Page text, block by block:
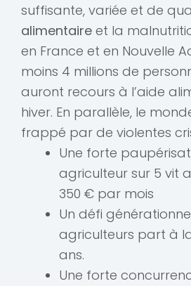
suffisante, variée et de
alimentaire et la
en France et en Nouvelle
moins 4 millions de
auront recours à l’aide
hiver. En parallèle, le
frappé par de violentes
Une forte
agriculteur sur 5 vit
350 € par mois
Un défi
agriculteurs part à
ans.
Une forte